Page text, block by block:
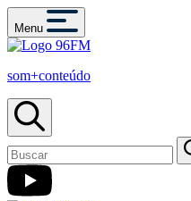
Menu
som+conteúdo